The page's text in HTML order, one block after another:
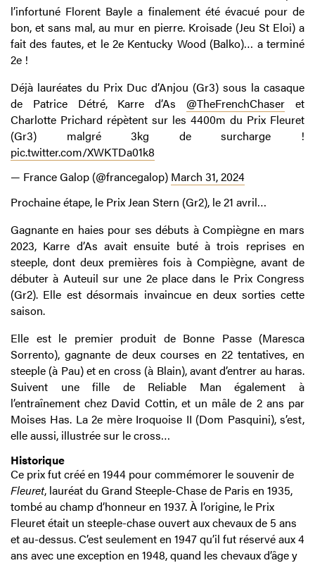
l’infortuné Florent Bayle a finalement été évacué pour de
bon, et sans mal, au mur en pierre. Kroisade (Jeu St Eloi) a
fait des fautes, et le 2e Kentucky Wood (Balko)… a terminé
2e !
Déjà lauréates du Prix Duc d’Anjou (Gr3) sous la casaque
de Patrice Détré, Karre d’As ⁦ @TheFrenchChaser ⁩ et
Charlotte Prichard répètent sur les 4400m du Prix Fleuret
(Gr3) malgré 3kg de surcharge !
pic.twitter.com/XWKTDa01k8
— France Galop (@francegalop) March 31, 2024
Prochaine étape, le Prix Jean Stern (Gr2), le 21 avril…
Gagnante en haies pour ses débuts à Compiègne en mars
2023, Karre d’As avait ensuite buté à trois reprises en
steeple, dont deux premières fois à Compiègne, avant de
débuter à Auteuil sur une 2e place dans le Prix Congress
(Gr2). Elle est désormais invaincue en deux sorties cette
saison.
Elle est le premier produit de Bonne Passe (Maresca
Sorrento), gagnante de deux courses en 22 tentatives, en
steeple (à Pau) et en cross (à Blain), avant d’entrer au haras.
Suivent une fille de Reliable Man également à
l’entraînement chez David Cottin, et un mâle de 2 ans par
Moises Has. La 2e mère Iroquoise II (Dom Pasquini), s’est,
elle aussi, illustrée sur le cross…
Historique
Ce prix fut créé en 1944 pour commémorer le souvenir de
Fleuret, lauréat du Grand Steeple-Chase de Paris en 1935,
tombé au champ d’honneur en 1937. À l’origine, le Prix
Fleuret était un steeple-chase ouvert aux chevaux de 5 ans
et au-dessus. C’est seulement en 1947 qu’il fut réservé aux 4
ans avec une exception en 1948, quand les chevaux d’âge y